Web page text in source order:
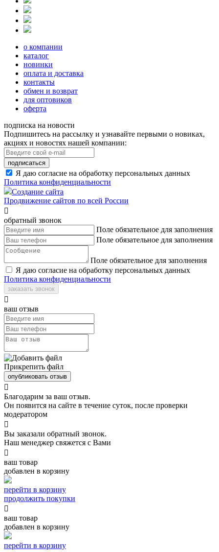
о компании
каталог
новинки
оплата и доставка
контакты
обмен и возврат
для оптовиков
оферта
подписка на новости
Подпишитесь на рассылку и узнавайте первыми о новиках,
акциях и новостях нашей компании:
подписаться
Я даю согласие на обработку персональных данных
Политика конфиденциальности
Создание сайта
Продвижение сайтов по всей России

обратный звонок
Поле обязательное для заполнения
Поле обязательное для заполнения
Поле обязательное для заполнения
Я даю согласие на обработку персональных данных
Политика конфиденциальности
заказать звонок

ваш отзыв
Прикрепить файл
опубликовать отзыв

Благодарим за ваш отзыв.
Он появится на сайте в течение суток, после проверки
модератором

Вы заказали обратный звонок.
Наш менеджер свяжется с Вами

ваш товар
добавлен в корзину
перейти в корзину
продолжить покупки

ваш товар
добавлен в корзину
перейти в корзину